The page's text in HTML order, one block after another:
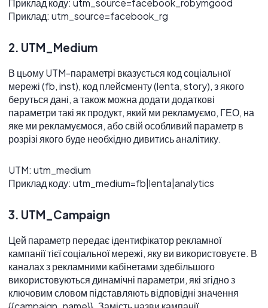
Приклад коду: utm_source=facebook_robymgood
Приклад: utm_source=facebook_rg
2. UTM_Medium
В цьому UTM-параметрі вказується код соціальної
мережі (fb, inst), код плейсменту (lenta, story), з якого
беруться дані, а також можна додати додаткові
параметри такі як продукт, який ми рекламуємо, ГЕО, на
яке ми рекламуємося, або свій особливий параметр в
розрізі якого буде необхідно дивитись аналітику.
UTM: utm_medium
Приклад коду: utm_medium=fb|lenta|analytics
3. UTM_Campaign
Цей параметр передає ідентифікатор рекламної
кампанії тієї соціальної мережі, яку ви використовуєте. В
каналах з рекламними кабінетами здебільшого
використовуються динамічні параметри, які згідно з
ключовим словом підставляють відповідні значення